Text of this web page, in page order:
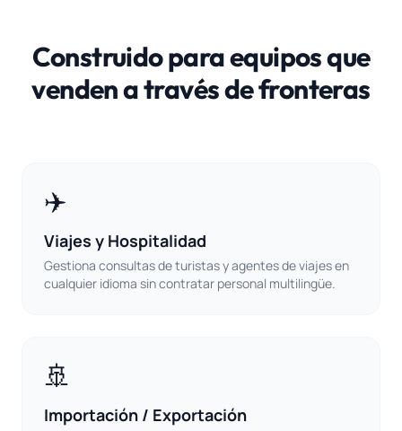
Construido para equipos que
venden a través de fronteras
✈️
Viajes y Hospitalidad
Gestiona consultas de turistas y agentes de viajes en
cualquier idioma sin contratar personal multilingüe.
🚢
Importación / Exportación